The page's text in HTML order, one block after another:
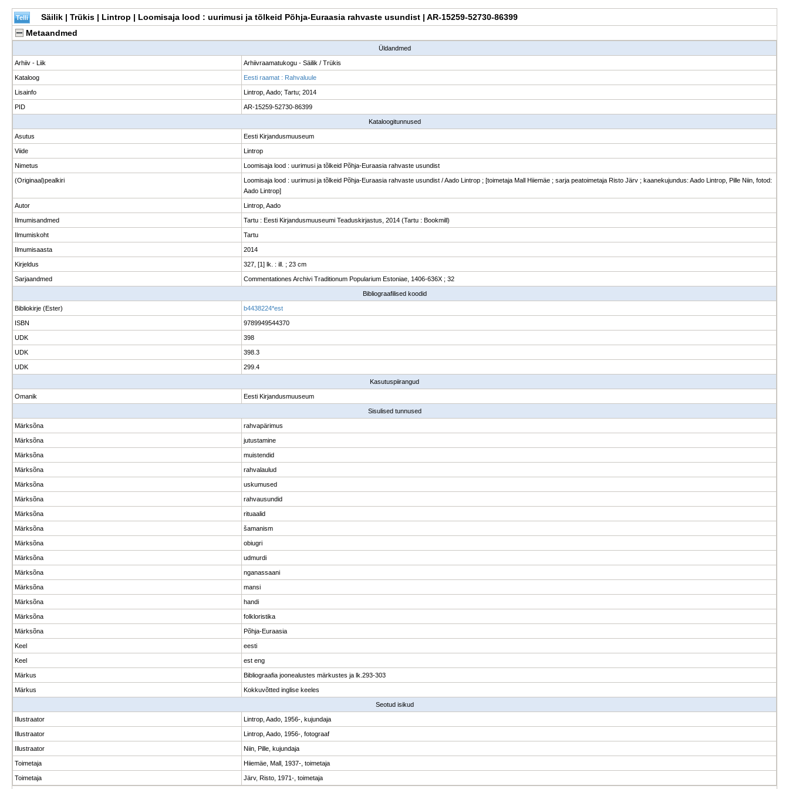
Säilik | Trükis | Lintrop | Loomisaja lood : uurimusi ja tõlkeid Põhja-Euraasia rahvaste usundist | AR-15259-52730-86399
Metaandmed
Üldandmed
Arhiiv - Liik Arhiivraamatukogu - Säilik / Trükis
Kataloog Eesti raamat : Rahvaluule
Lisainfo Lintrop, Aado; Tartu; 2014
PID AR-15259-52730-86399
Kataloogitunnused
Asutus Eesti Kirjandusmuuseum
Viide Lintrop
Nimetus Loomisaja lood : uurimusi ja tõlkeid Põhja-Euraasia rahvaste usundist
(Originaal)pealkiri
Loomisaja lood : uurimusi ja tõlkeid Põhja-Euraasia rahvaste usundist / Aado Lintrop ; [toimetaja Mall Hiiemäe ; sarja peatoimetaja Risto Järv ; kaanekujundus: Aado Lintrop, Pille Niin, fotod:
Aado Lintrop]
Autor Lintrop, Aado
Ilmumisandmed Tartu : Eesti Kirjandusmuuseumi Teaduskirjastus, 2014 (Tartu : Bookmill)
Ilmumiskoht Tartu
Ilmumisaasta 2014
Kirjeldus 327, [1] lk. : ill. ; 23 cm
Sarjaandmed Commentationes Archivi Traditionum Popularium Estoniae, 1406-636X ; 32
Bibliograafilised koodid
Bibliokirje (Ester) b4438224*est
ISBN 9789949544370
UDK 398
UDK 398.3
UDK 299.4
Kasutuspiirangud
Omanik Eesti Kirjandusmuuseum
Sisulised tunnused
Märksõna rahvapärimus
Märksõna jutustamine
Märksõna muistendid
Märksõna rahvalaulud
Märksõna uskumused
Märksõna rahvausundid
Märksõna rituaalid
Märksõna šamanism
Märksõna obiugri
Märksõna udmurdi
Märksõna nganassaani
Märksõna mansi
Märksõna handi
Märksõna folkloristika
Märksõna Põhja-Euraasia
Keel eesti
Keel est eng
Märkus Bibliograafia joonealustes märkustes ja lk.293-303
Märkus Kokkuvõtted inglise keeles
Seotud isikud
Illustraator Lintrop, Aado, 1956-, kujundaja
Illustraator Lintrop, Aado, 1956-, fotograaf
Illustraator Niin, Pille, kujundaja
Toimetaja Hiiemäe, Mall, 1937-, toimetaja
Toimetaja Järv, Risto, 1971-, toimetaja